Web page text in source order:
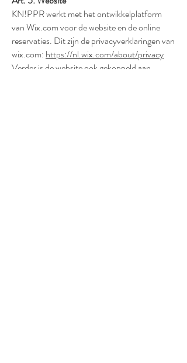
KN!PPR werkt met het ontwikkelplatform
van Wix.com voor de website en de online
reservaties. Dit zijn de privacyverklaringen van
wix.com: https://nl.wix.com/about/privacy
Verder is de website ook gekoppeld aan